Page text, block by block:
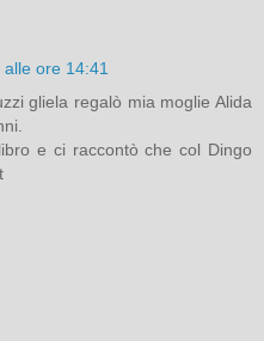
ore 14:41
gliela regalò mia moglie Alida
e ci raccontò che col Dingo